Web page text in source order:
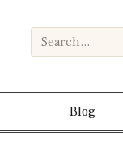
Blog